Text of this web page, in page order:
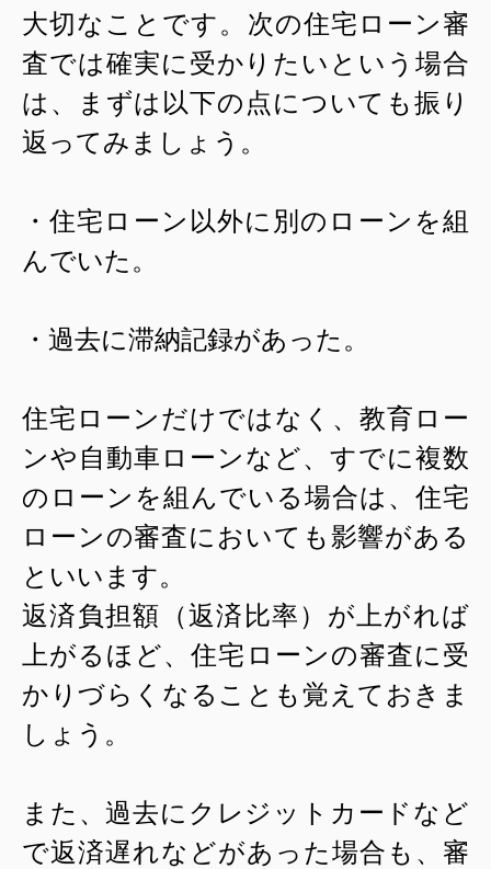
大切なことです。次の住宅ローン審
査では確実に受かりたいという場合
は、まずは以下の点についても振り
返ってみましょう。
・住宅ローン以外に別のローンを組
んでいた。
・過去に滞納記録があった。
住宅ローンだけではなく、教育ロー
ンや自動車ローンなど、すでに複数
のローンを組んでいる場合は、住宅
ローンの審査においても影響がある
といいます。
返済負担額（返済比率）が上がれば
上がるほど、住宅ローンの審査に受
かりづらくなることも覚えておきま
しょう。
また、過去にクレジットカードなど
で返済遅れなどがあった場合も、審